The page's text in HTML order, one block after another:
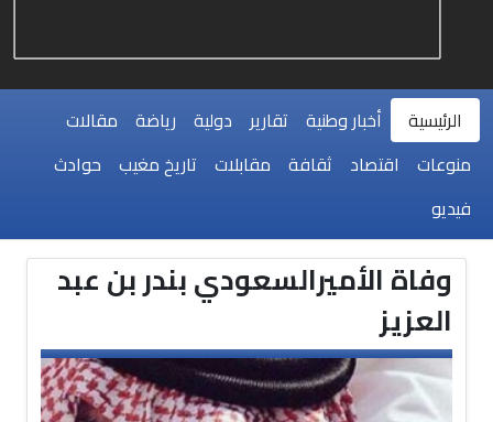
الرئيسية أخبار وطنية تقارير دولية رياضة مقالات
منوعات اقتصاد ثقافة مقابلات تاريخ مغيب حوادث
فيديو
وفاة الأميرالسعودي بندر بن عبد
العزيز